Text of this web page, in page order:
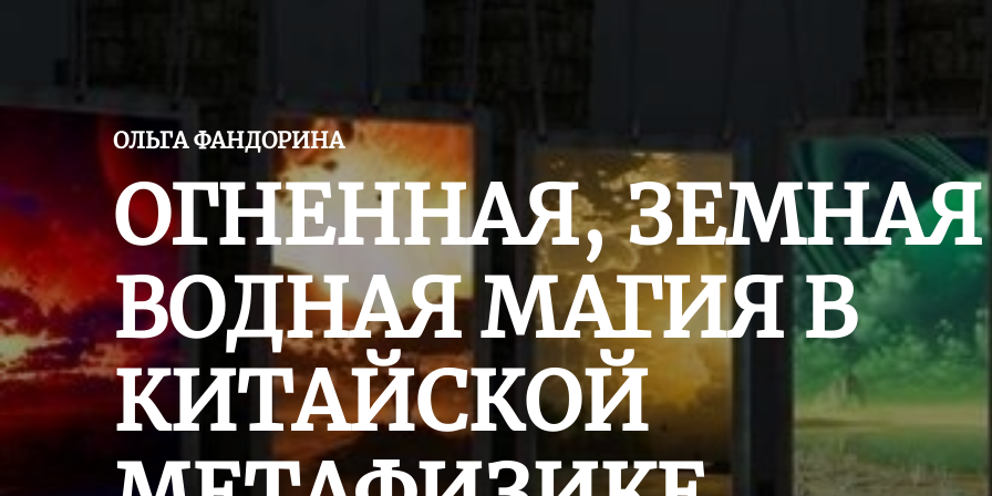
ОЛЬГА ФАНДОРИНА
ОГНЕННАЯ,
ВОДНАЯ МАГИЯ В
КИТАЙСКОЙ